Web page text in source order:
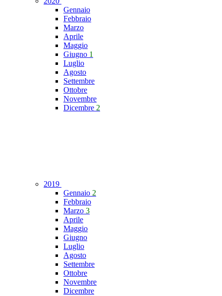
Gennaio
Febbraio
Marzo
Aprile
Maggio
Giugno 1
Luglio
Agosto
Settembre
Ottobre
Novembre
Dicembre 2
2019
Gennaio 2
Febbraio
Marzo 3
Aprile
Maggio
Giugno
Luglio
Agosto
Settembre
Ottobre
Novembre
Dicembre